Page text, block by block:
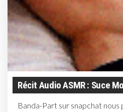
Récit Audio ASMR : Suce
Banda-Part sur snapchat